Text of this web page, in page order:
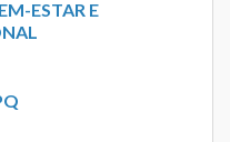
ESTAR E